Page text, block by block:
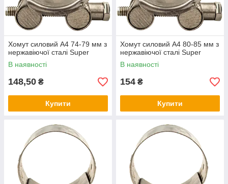
Хомут силовий А4 74-79 мм з
нержавіючої сталі Super
В наявності
148,50 ₴
Купити
Хомут силовий А4 80-85 мм з
нержавіючої сталі Super
В наявності
154 ₴
Купити